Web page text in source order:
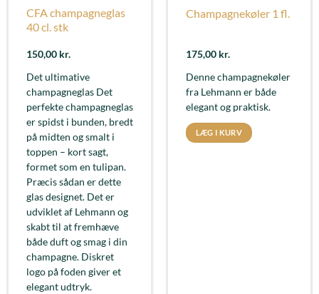
CFA champagneglas
40 cl. stk
150,00 kr.
Det ultimative
champagneglas Det
perfekte champagneglas
er spidst i bunden, bredt
på midten og smalt i
toppen – kort sagt,
formet som en tulipan.
Præcis sådan er dette
glas designet. Det er
udviklet af Lehmann og
skabt til at fremhæve
både duft og smag i din
champagne. Diskret
logo på foden giver et
elegant udtryk.
Champagnekøler 1 fl.
175,00 kr.
Denne champagnekøler
fra Lehmann er både
elegant og praktisk.
LÆG I KURV